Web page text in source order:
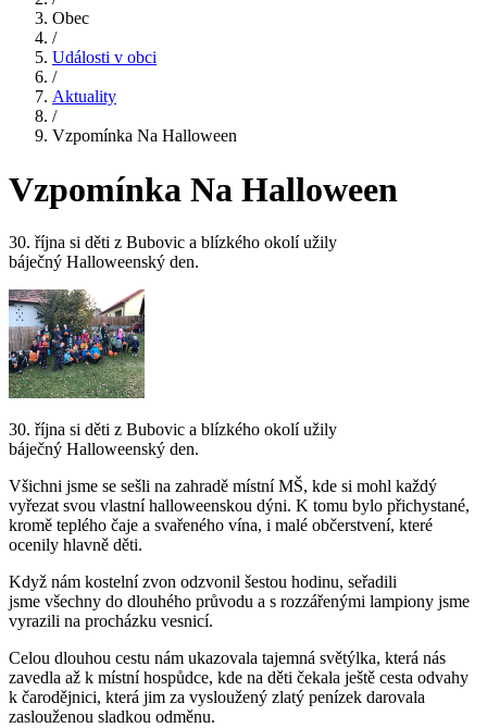
Obec
/
Události v obci
/
Aktuality
/
Vzpomínka Na Halloween
Vzpomínka Na Halloween
30. října si děti z Bubovic a blízkého okolí užily
báječný Halloweenský den.
30. října si děti z Bubovic a blízkého okolí užily
báječný Halloweenský den.
Všichni jsme se sešli na zahradě místní MŠ, kde si mohl každý
vyřezat svou vlastní halloweenskou dýni. K tomu bylo přichystané,
kromě teplého čaje a svařeného vína, i malé občerstvení, které
ocenily hlavně děti.
Když nám kostelní zvon odzvonil šestou hodinu, seřadili
jsme všechny do dlouhého průvodu a s rozzářenými lampiony jsme
vyrazili na procházku vesnicí.
Celou dlouhou cestu nám ukazovala tajemná světýlka, která nás
zavedla až k místní hospůdce, kde na děti čekala ještě cesta odvahy
k čarodějnici, která jim za vysloužený zlatý penízek darovala
zaslouženou sladkou odměnu.